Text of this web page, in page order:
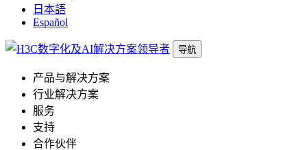
日本語
Español
导航
产品与解决方案
行业解决方案
服务
支持
合作伙伴